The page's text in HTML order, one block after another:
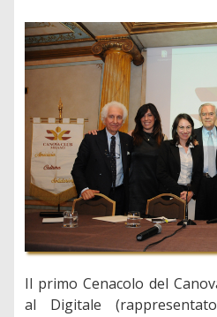
Il primo Cenacolo del
al Digitale